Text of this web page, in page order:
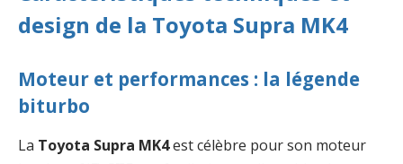
design de la Toyota Supra MK4
Moteur et performances : la légende
biturbo
La Toyota Supra MK4est célèbre pour son moteur